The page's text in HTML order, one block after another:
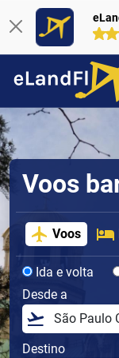
Voos
Voos
Ida e volta
Desde a
Destino